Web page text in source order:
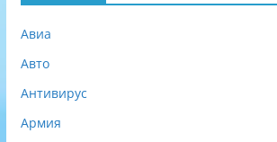
Авиа
Авто
Антивирус
Армия